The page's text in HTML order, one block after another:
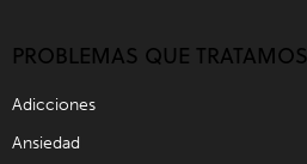
PROBLEMAS QUE TRATAMOS
Adicciones
Ansiedad